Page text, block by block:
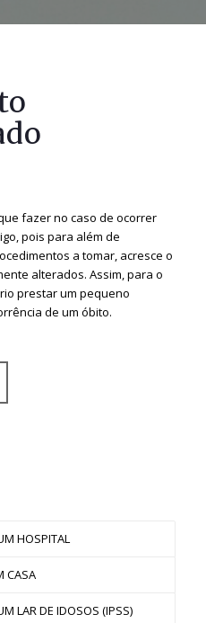
fazer no caso de ocorrer
pois para além de
a tomar, acresce o
alterados. Assim, para o
prestar um pequeno
de um óbito.
HOSPITAL
CASA
LAR DE IDOSOS (IPSS)